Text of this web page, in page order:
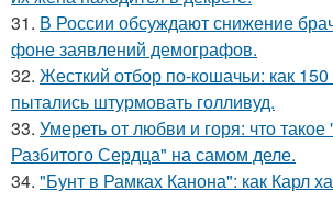
31. В России обсуждают снижение
фоне заявлений демографов.
32. Жесткий отбор по-кошачьи: как
пытались штурмовать голливуд.
33. Умереть от любви и горя: что
Разбитого Сердца" на самом деле.
34. "Бунт в Рамках Канона": как Карл